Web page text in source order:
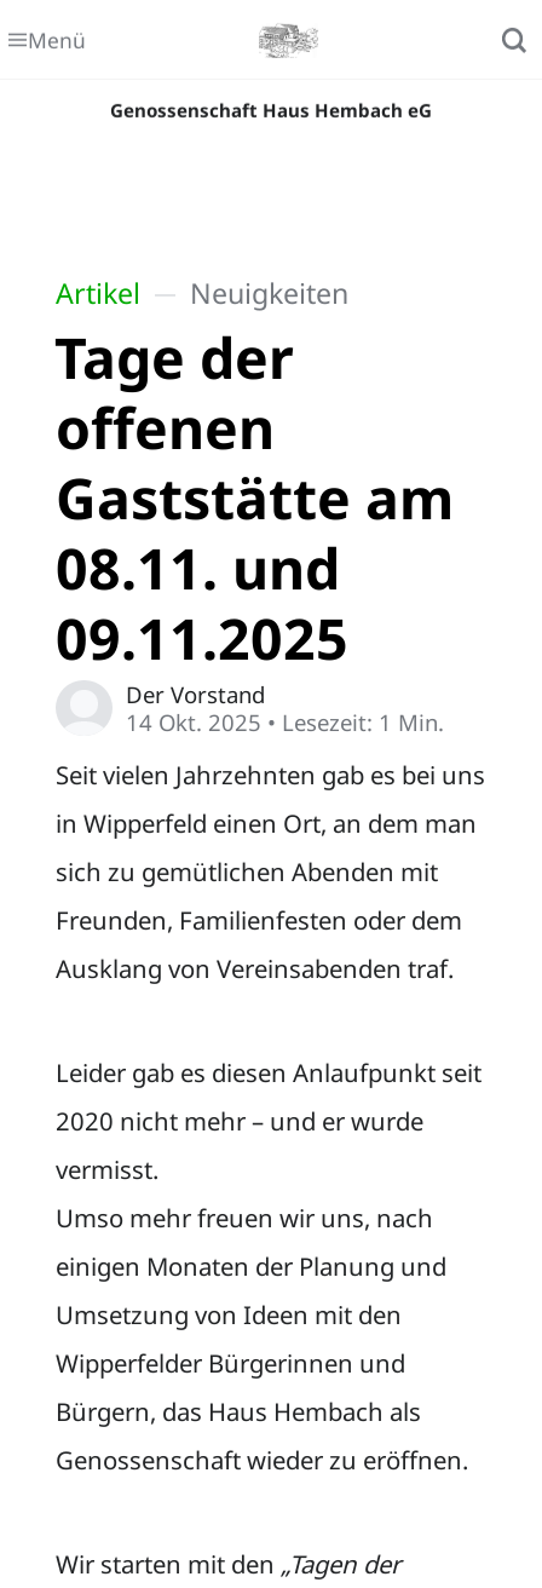
Menü
Genossenschaft Haus Hembach eG
Artikel Neuigkeiten
Tage der
offenen
Gaststätte am
08.11. und
09.11.2025
Der Vorstand
14 Okt. 2025 • Lesezeit: 1 Min.
Seit vielen Jahrzehnten gab es bei uns
in Wipperfeld einen Ort, an dem man
sich zu gemütlichen Abenden mit
Freunden, Familienfesten oder dem
Ausklang von Vereinsabenden traf.
Leider gab es diesen Anlaufpunkt seit
2020 nicht mehr – und er wurde
vermisst.
Umso mehr freuen wir uns, nach
einigen Monaten der Planung und
Umsetzung von Ideen mit den
Wipperfelder Bürgerinnen und
Bürgern, das Haus Hembach als
Genossenschaft wieder zu eröffnen.
Wir starten mit den „Tagen der